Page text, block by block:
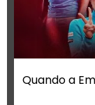
Quando a